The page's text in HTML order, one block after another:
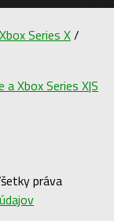
Xbox Series X/
Xbox Series X|S
práva